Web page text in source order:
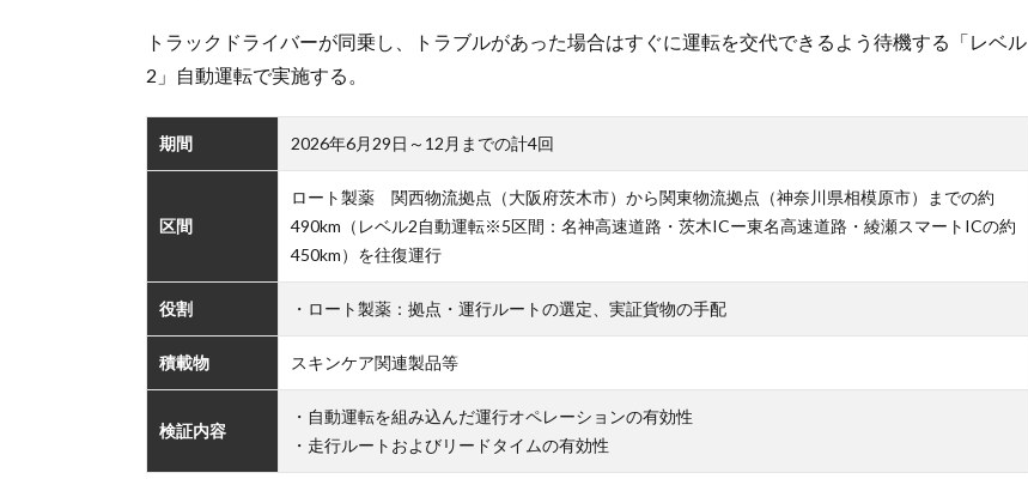
トラックドライバーが同乗し、トラブルがあった場合はすぐに運転を交代できるよう待機する「レベル
2」自動運転で実施する。
期間 2026年6月29日～12月までの計4回
区間
ロート製薬 関西物流拠点（大阪府茨木市）から関東物流拠点（神奈川県相模原市）までの約
490km（レベル2自動運転※5区間：名神高速道路・茨木ICー東名高速道路・綾瀬スマートICの約
450km）を往復運行
役割 ・ロート製薬：拠点・運行ルートの選定、実証貨物の手配
積載物 スキンケア関連製品等
検証内容
・自動運転を組み込んだ運行オペレーションの有効性
・走行ルートおよびリードタイムの有効性